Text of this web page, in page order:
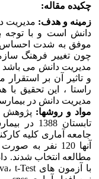
چکيده مقاله:
زمينه و هدف: مديريت
دانش است و با توجه
موفق به شدت احساس
چون تغيير فرهنگ
مديريت دانش می
و تاثير آن بر
راستا ، اين تحقيق با
مديريت دانش در
مواد و روشها: پژوهش
تابستان
جامعه آماری کليه
آنها 120 نفر
مطالعه انتخاب شدند.